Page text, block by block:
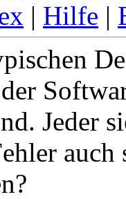
| Hilfe |
Jeder